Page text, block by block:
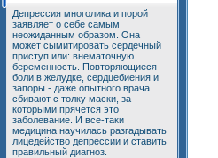
Депрессия многолика и порой
заявляет о себе самым
неожиданным образом. Она
может сымитировать сердечный
приступ или: внематочную
беременность. Повторяющиеся
боли в желудке, сердцебиения и
запоры - даже опытного врача
сбивают с толку маски, за
которыми прячется это
заболевание. И все-таки
медицина научилась разгадывать
лицедейство депрессии и ставить
правильный диагноз.